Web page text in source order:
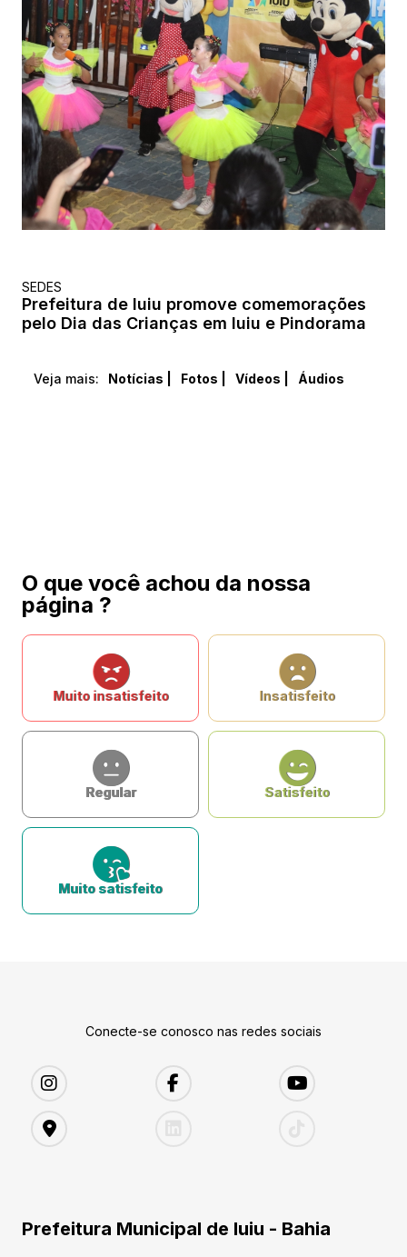
SEDES
Prefeitura de Iuiu promove comemorações
pelo Dia das Crianças em Iuiu e Pindorama
Veja mais: Notícias | Fotos | Vídeos | Áudios
O que você achou da nossa
página ?
Muito insatisfeito Insatisfeito
Regular Satisfeito
Muito satisfeito
Conecte-se conosco nas redes sociais
Prefeitura Municipal de Iuiu - Bahia